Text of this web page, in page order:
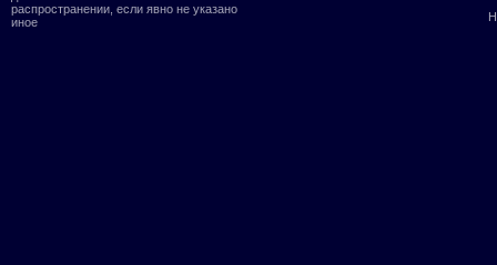
распространении, если явно не указано
иное